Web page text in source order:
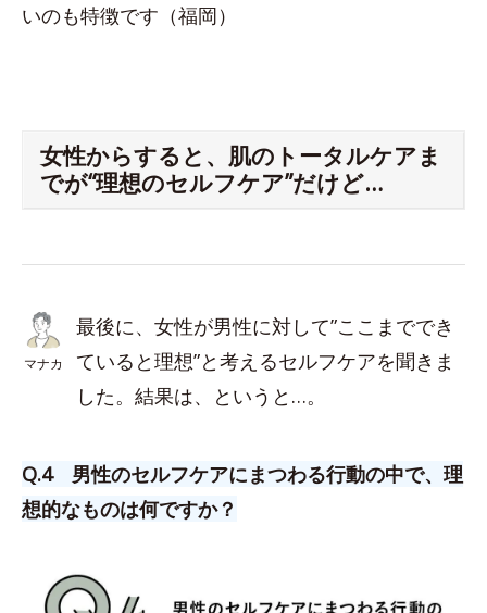
いのも特徴です（福岡）
女性からすると、肌のトータルケアま
でが“理想のセルフケア”だけど…
マナカ
最後に、女性が男性に対して”ここまででき
ていると理想”と考えるセルフケアを聞きま
した。結果は、というと…。
Q.4 男性のセルフケアにまつわる行動の中で、理
想的なものは何ですか？